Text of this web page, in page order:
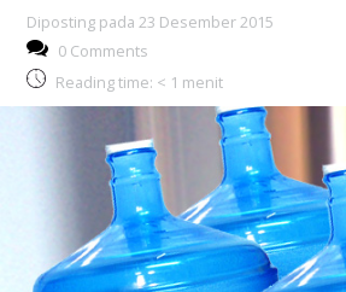
Diposting pada 23 Desember 2015
0 Comments
Reading time: < 1 menit